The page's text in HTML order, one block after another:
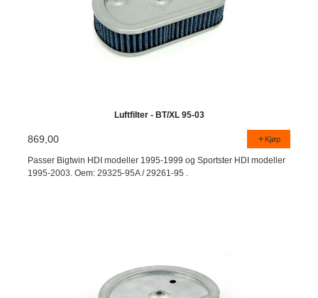
Luftfilter - BT/XL 95-03
869,00 Kjøp
Passer Bigtwin HDI modeller 1995-1999 og Sportster HDI modeller
1995-2003. Oem: 29325-95A / 29261-95 .